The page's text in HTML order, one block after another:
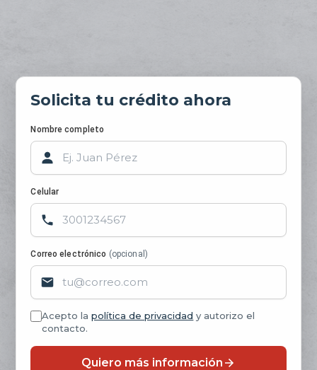
Solicita tu crédito ahora
Nombre completo
Celular
Correo electrónico (opcional)
Acepto lapolítica de privacidad y autorizo el
contacto.
Quiero más información